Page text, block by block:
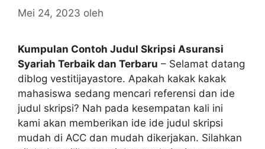
Mei 24, 2023 oleh
Kumpulan Contoh Judul Skripsi Asuransi
Syariah Terbaik dan Terbaru – Selamat datang
diblog vestitijayastore. Apakah kakak kakak
mahasiswa sedang mencari referensi dan ide
judul skripsi? Nah pada kesempatan kali ini
kami akan memberikan ide ide judul skripsi
mudah di ACC dan mudah dikerjakan. Silahkan